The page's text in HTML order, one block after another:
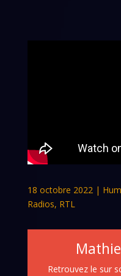
18 octobre 2022 |
Radios, RTL
Retrouvez le sur